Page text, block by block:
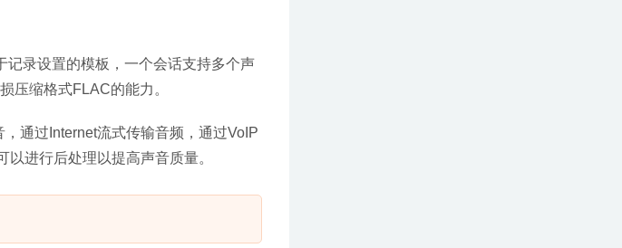
记录设置的模板，一个会话支持多个声
压缩格式FLAC的能力。
通过Internet流式传输音频，通过VoIP
进行后处理以提高声音质量。